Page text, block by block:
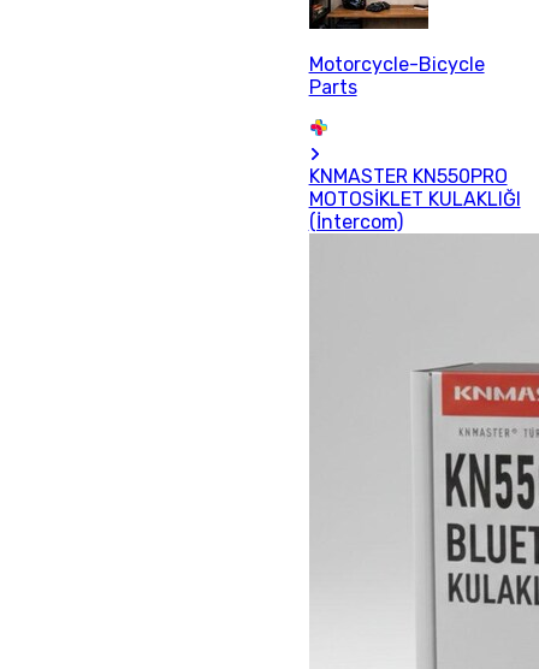
Motorcycle-Bicycle
Parts
KNMASTER KN550PRO
MOTOSİKLET KULAKLIĞI
(İntercom)